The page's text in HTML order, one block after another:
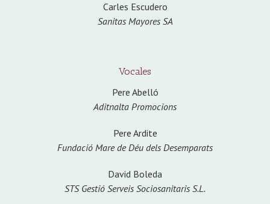
Carles Escudero
Sanitas Mayores SA
Vocales
Pere Abelló
Aditnalta Promocions
Pere Ardite
Fundació Mare de Déu dels Desemparats
David Boleda
STS Gestió Serveis Sociosanitaris S.L.